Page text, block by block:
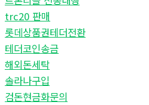
trc20 판매
롯데상품권테더전환
테더코인송금
해외돈세탁
솔라나구입
검돈현금화문의